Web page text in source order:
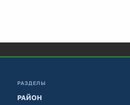
РАЗДЕЛЫ
РАЙОН